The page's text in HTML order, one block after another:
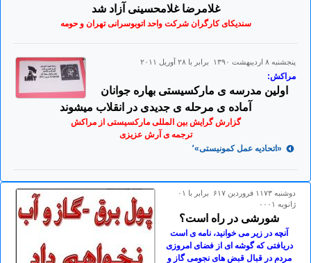
غلامرضا غلامحسینی آزاد شد
سندیکای کارگران شرکت واحد اتوبوسرانی تهران و حومه
پنجشنبه ۸ ارديبهشت ۱۳۹۰ برابر با ۲۸ آوريل ۲۰۱۱
مراکش:
اولین مدرسه ی مارکسیستی بهاره جوانان
آماده ی مرحله ی جدیدی در انقلاب میشوند
گزارش گرایش بین المللی مارکسیستی از مراکش
ترجمه ی آرش عزیزی
«اتحادیه عمل کمونیستی»٬
دوشنبه ۱۱۷۳ فروردين ۶۱۷ برابر با ۰۱
ژانويه ۰۰۰۱
شورشی در راه است؟
آنچه در زیر می خوانید، نامه ی است
دریافتی که گوشه ای از فضای امروزی
مردم در قبال قبض های نجومی گاز و